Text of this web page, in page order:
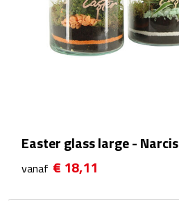
Dubbelwandige glazen
Bierglazen
Wijnglazen
Koffieglazen
Easter glass large - Narcis
vanaf € 18,11